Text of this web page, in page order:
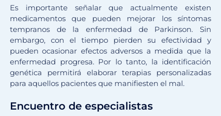
Es importante señalar que actualmente existen
medicamentos que pueden mejorar los síntomas
tempranos de la enfermedad de Parkinson. Sin
embargo, con el tiempo pierden su efectividad y
pueden ocasionar efectos adversos a medida que la
enfermedad progresa. Por lo tanto, la identificación
genética permitirá elaborar terapias personalizadas
para aquellos pacientes que manifiesten el mal.
Encuentro de especialistas